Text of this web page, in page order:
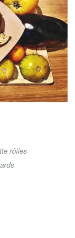
rôties